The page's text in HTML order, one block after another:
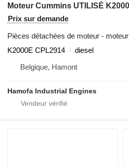
Prix sur demande
Pièces détachées de moteur - moteur
K2000E CPL2914
diesel
Belgique, Hamont
Hamofa Industrial Engines